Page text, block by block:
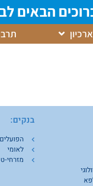
הבאים
ארכיון
בנקים:
הפועלים
לאומי
מזרחי-